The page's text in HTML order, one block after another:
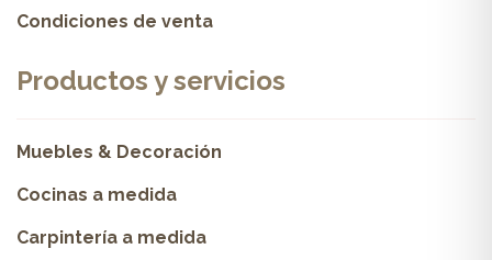
Condiciones de venta
Productos y servicios
Muebles & Decoración
Cocinas a medida
Carpintería a medida